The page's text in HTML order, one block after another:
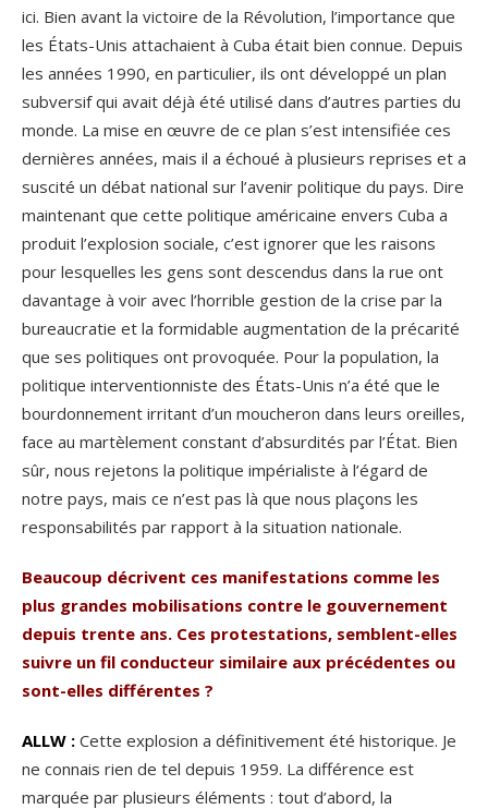
ici. Bien avant la victoire de la Révolution, l’importance que
les États-Unis attachaient à Cuba était bien connue. Depuis
les années 1990, en particulier, ils ont développé un plan
subversif qui avait déjà été utilisé dans d’autres parties du
monde. La mise en œuvre de ce plan s’est intensifiée ces
dernières années, mais il a échoué à plusieurs reprises et a
suscité un débat national sur l’avenir politique du pays. Dire
maintenant que cette politique américaine envers Cuba a
produit l’explosion sociale, c’est ignorer que les raisons
pour lesquelles les gens sont descendus dans la rue ont
davantage à voir avec l’horrible gestion de la crise par la
bureaucratie et la formidable augmentation de la précarité
que ses politiques ont provoquée. Pour la population, la
politique interventionniste des États-Unis n’a été que le
bourdonnement irritant d’un moucheron dans leurs oreilles,
face au martèlement constant d’absurdités par l’État. Bien
sûr, nous rejetons la politique impérialiste à l’égard de
notre pays, mais ce n’est pas là que nous plaçons les
responsabilités par rapport à la situation nationale.
Beaucoup décrivent ces manifestations comme les
plus grandes mobilisations contre le gouvernement
depuis trente ans. Ces protestations, semblent-elles
suivre un fil conducteur similaire aux précédentes ou
sont-elles différentes ?
ALLW : Cette explosion a définitivement été historique. Je
ne connais rien de tel depuis 1959. La différence est
marquée par plusieurs éléments : tout d’abord, la